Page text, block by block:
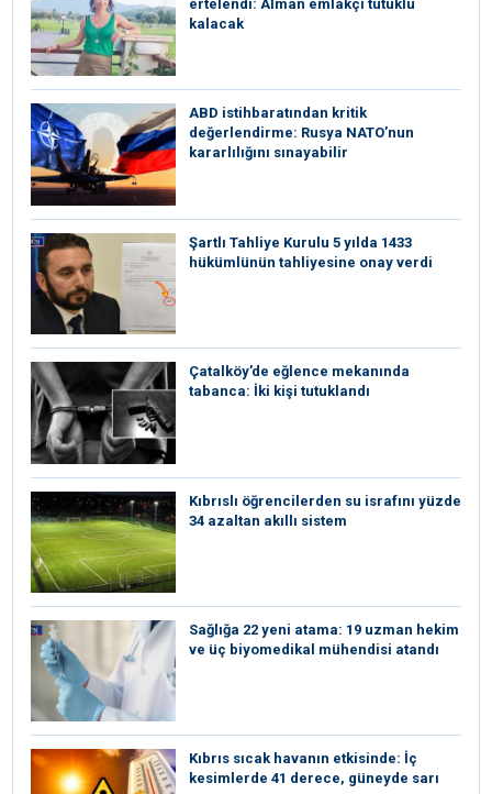
ertelendi: Alman emlakçı tutuklu
kalacak
ABD istihbaratından kritik
değerlendirme: Rusya NATO’nun
kararlılığını sınayabilir
Şartlı Tahliye Kurulu 5 yılda 1433
hükümlünün tahliyesine onay verdi
Çatalköy’de eğlence mekanında
tabanca: İki kişi tutuklandı
Kıbrıslı öğrencilerden su israfını yüzde
34 azaltan akıllı sistem
Sağlığa 22 yeni atama: 19 uzman hekim
ve üç biyomedikal mühendisi atandı
Kıbrıs sıcak havanın etkisinde: İç
kesimlerde 41 derece, güneyde sarı